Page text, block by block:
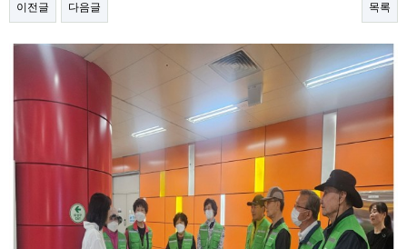
이전글 다음글 목록
본문